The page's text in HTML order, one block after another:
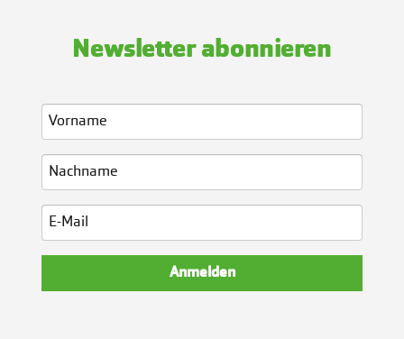
Newsletter abonnieren
Anmelden